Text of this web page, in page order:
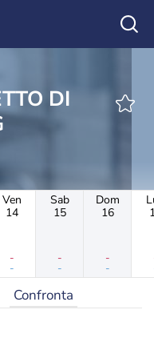
Ven
14
-
-
Sab
15
-
-
Dom
16
-
-
Confronta